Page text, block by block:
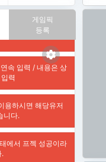
게임픽
등록